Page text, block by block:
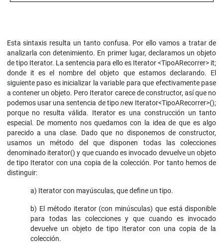
Esta sintaxis resulta un tanto confusa. Por ello vamos a tratar de
analizarla con detenimiento. En primer lugar, declaramos un objeto
de tipo Iterator. La sentencia para ello es Iterator <TipoARecorrer> it;
donde it es el nombre del objeto que estamos declarando. El
siguiente paso es inicializar la variable para que efectivamente pase
a contener un objeto. Pero Iterator carece de constructor, así que no
podemos usar una sentencia de tiponew Iterator<TipoARecorrer>();
porque no resulta válida. Iterator es una construcción un tanto
especial. De momento nos quedamos con la idea de que es algo
parecido a una clase. Dado que no disponemos de constructor,
usamos un método del que disponen todas las colecciones
denominado iterator() y que cuando es invocado devuelve un objeto
de tipo Iterator con una copia de la colección. Por tanto hemos de
distinguir:
a) Iterator con mayúsculas, que define un tipo.
b) El método iterator (con minúsculas) que está disponible
para todas las colecciones y que cuando es invocado
devuelve un objeto de tipo Iterator con una copia de la
colección.